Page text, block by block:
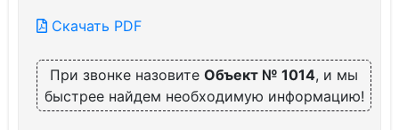
Скачать PDF
При звонке назовите Объект № 1014, и мы
быстрее найдем необходимую информацию!